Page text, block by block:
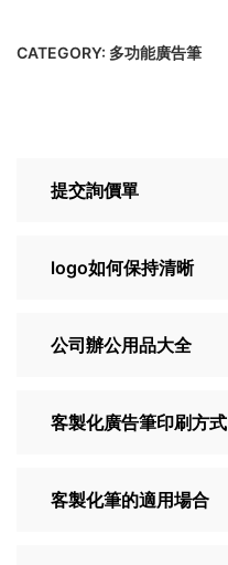
CATEGORY: 多功能廣告筆
提交詢價單
logo如何保持清晰
公司辦公用品大全
客製化廣告筆印刷方式
客製化筆的適用場合